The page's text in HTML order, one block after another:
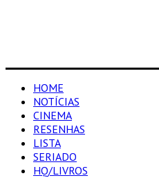
HOME
NOTÍCIAS
CINEMA
RESENHAS
LISTA
SERIADO
HQ/LIVROS